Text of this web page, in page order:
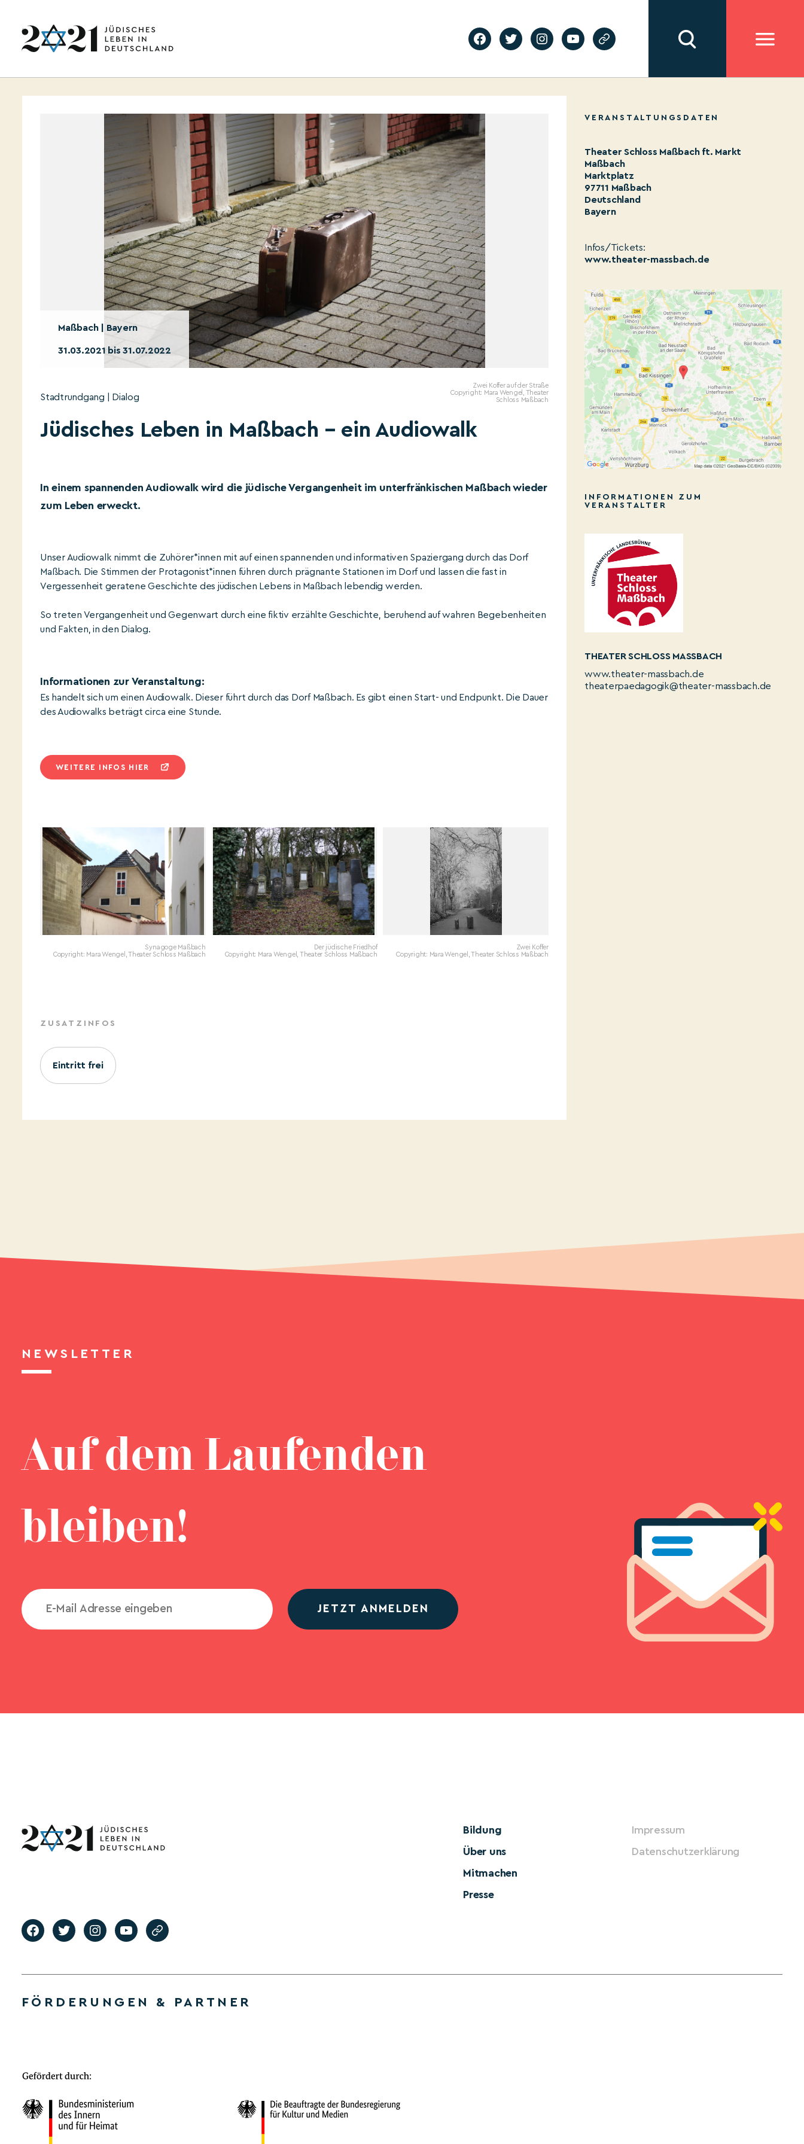
Maßbach | Bayern
31.03.2021 bis 31.07.2022
Zwei Koffer auf der Straße
Copyright: Mara Wengel, Theater
Schloss Maßbach
Stadtrundgang | Dialog
Jüdisches Leben in Maßbach – ein Audiowalk
In einem spannenden Audiowalk wird die jüdische Vergangenheit im unterfränkischen Maßbach wieder
zum Leben erweckt.
Unser Audiowalk nimmt die Zuhörer*innen mit auf einen spannenden und informativen Spaziergang durch das Dorf
Maßbach. Die Stimmen der Protagonist*innen führen durch prägnante Stationen im Dorf und lassen die fast in
Vergessenheit geratene Geschichte des jüdischen Lebens in Maßbach lebendig werden.
So treten Vergangenheit und Gegenwart durch eine fiktiv erzählte Geschichte, beruhend auf wahren Begebenheiten
und Fakten, in den Dialog.
Informationen zur Veranstaltung:
Es handelt sich um einen Audiowalk. Dieser führt durch das Dorf Maßbach. Es gibt einen Start- und Endpunkt. Die Dauer
des Audiowalks beträgt circa eine Stunde.
WEITERE INFOS HIER
Synagoge Maßbach
Copyright: Mara Wengel, Theater Schloss Maßbach
Der jüdische Friedhof
Copyright: Mara Wengel, Theater Schloss Maßbach
Zwei Koffer
Copyright: Mara Wengel, Theater Schloss Maßbach
ZUSATZINFOS
Eintritt frei
VERANSTALTUNGSDATEN
Theater Schloss Maßbach ft. Markt
Maßbach
Marktplatz
97711 Maßbach
Deutschland
Bayern
Infos/Tickets:
www.theater-massbach.de
INFORMATIONEN ZUM
VERANSTALTER
THEATER SCHLOSS MASSBACH
www.theater-massbach.de
theaterpaedagogik@theater-massbach.de
NEWSLETTER
Auf dem Laufenden
bleiben!
JETZT ANMELDEN
Bildung
Über uns
Mitmachen
Presse
Impressum
Datenschutzerklärung
FÖRDERUNGEN & PARTNER